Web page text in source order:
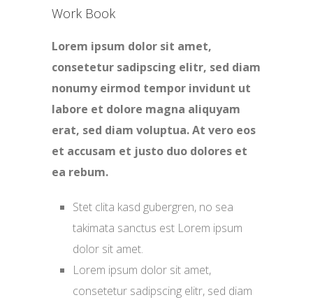
Work Book
Lorem ipsum dolor sit amet,
consetetur sadipscing elitr, sed diam
nonumy eirmod tempor invidunt ut
labore et dolore magna aliquyam
erat, sed diam voluptua. At vero eos
et accusam et justo duo dolores et
ea rebum.
Stet clita kasd gubergren, no sea
takimata sanctus est Lorem ipsum
dolor sit amet.
Lorem ipsum dolor sit amet,
consetetur sadipscing elitr, sed diam